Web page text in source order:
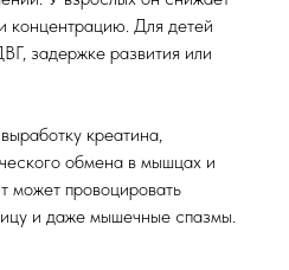
концентрацию. Для детей
задержке развития или
креатина,
обмена в мышцах и
может провоцировать
и даже мышечные спазмы.